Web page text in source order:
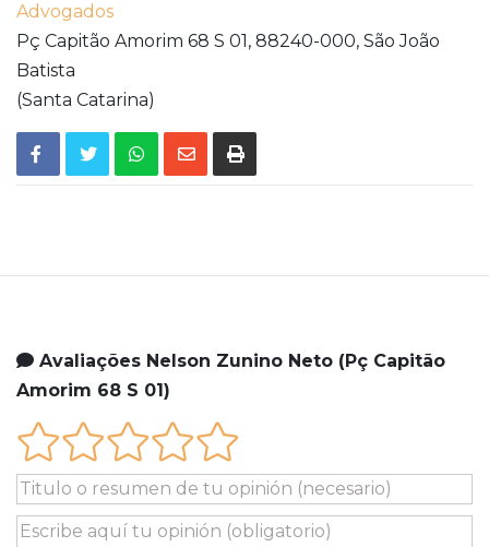
Advogados
Pç Capitão Amorim 68 S 01, 88240-000, São João
Batista
(Santa Catarina)
Avaliações Nelson Zunino Neto (Pç Capitão
Amorim 68 S 01)